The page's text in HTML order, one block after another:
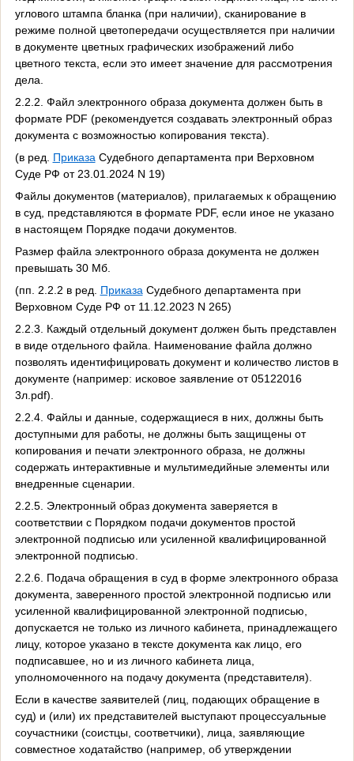
углового штампа бланка (при наличии), сканирование в
режиме полной цветопередачи осуществляется при наличии
в документе цветных графических изображений либо
цветного текста, если это имеет значение для рассмотрения
дела.
2.2.2. Файл электронного образа документа должен быть в
формате PDF (рекомендуется создавать электронный образ
документа с возможностью копирования текста).
(в ред. Приказа Судебного департамента при Верховном
Суде РФ от 23.01.2024 N 19)
Файлы документов (материалов), прилагаемых к обращению
в суд, представляются в формате PDF, если иное не указано
в настоящем Порядке подачи документов.
Размер файла электронного образа документа не должен
превышать 30 Мб.
(пп. 2.2.2 в ред. Приказа Судебного департамента при
Верховном Суде РФ от 11.12.2023 N 265)
2.2.3. Каждый отдельный документ должен быть представлен
в виде отдельного файла. Наименование файла должно
позволять идентифицировать документ и количество листов в
документе (например: исковое заявление от 05122016
3л.pdf).
2.2.4. Файлы и данные, содержащиеся в них, должны быть
доступными для работы, не должны быть защищены от
копирования и печати электронного образа, не должны
содержать интерактивные и мультимедийные элементы или
внедренные сценарии.
2.2.5. Электронный образ документа заверяется в
соответствии с Порядком подачи документов простой
электронной подписью или усиленной квалифицированной
электронной подписью.
2.2.6. Подача обращения в суд в форме электронного образа
документа, заверенного простой электронной подписью или
усиленной квалифицированной электронной подписью,
допускается не только из личного кабинета, принадлежащего
лицу, которое указано в тексте документа как лицо, его
подписавшее, но и из личного кабинета лица,
уполномоченного на подачу документа (представителя).
Если в качестве заявителей (лиц, подающих обращение в
суд) и (или) их представителей выступают процессуальные
соучастники (соистцы, соответчики), лица, заявляющие
совместное ходатайство (например, об утверждении